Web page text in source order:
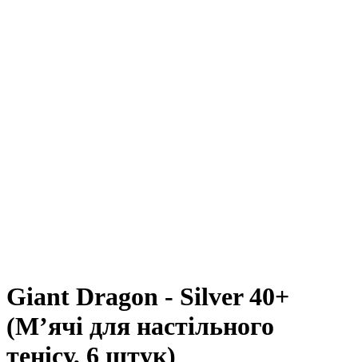
Giant Dragon - Silver 40+
(М’ячі для настільного
тенісу, 6 штук)